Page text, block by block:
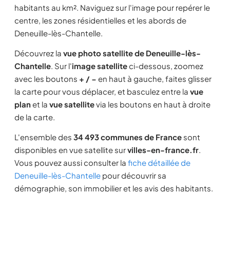
habitants au km². Naviguez sur l'image pour repérer le
centre, les zones résidentielles et les abords de
Deneuille-lès-Chantelle.
Découvrez la vue photo satellite de Deneuille-lès-
Chantelle. Sur l'image satelliteci-dessous, zoomez
avec les boutons + / − en haut à gauche, faites glisser
la carte pour vous déplacer, et basculez entre la vue
planet la vue satellitevia les boutons en haut à droite
de la carte.
L'ensemble des 34 493 communes de France sont
disponibles en vue satellite survilles-en-france.fr.
Vous pouvez aussi consulter la fiche détaillée de
Deneuille-lès-Chantelle pour découvrir sa
démographie, son immobilier et les avis des habitants.